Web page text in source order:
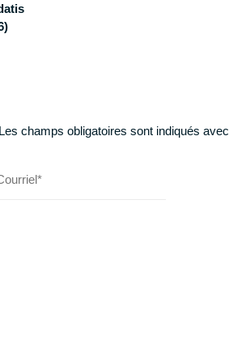
Les champs obligatoires sont indiqués avec